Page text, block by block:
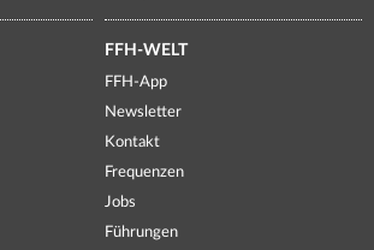
FFH-WELT
FFH-App
Newsletter
Kontakt
Frequenzen
Jobs
Führungen